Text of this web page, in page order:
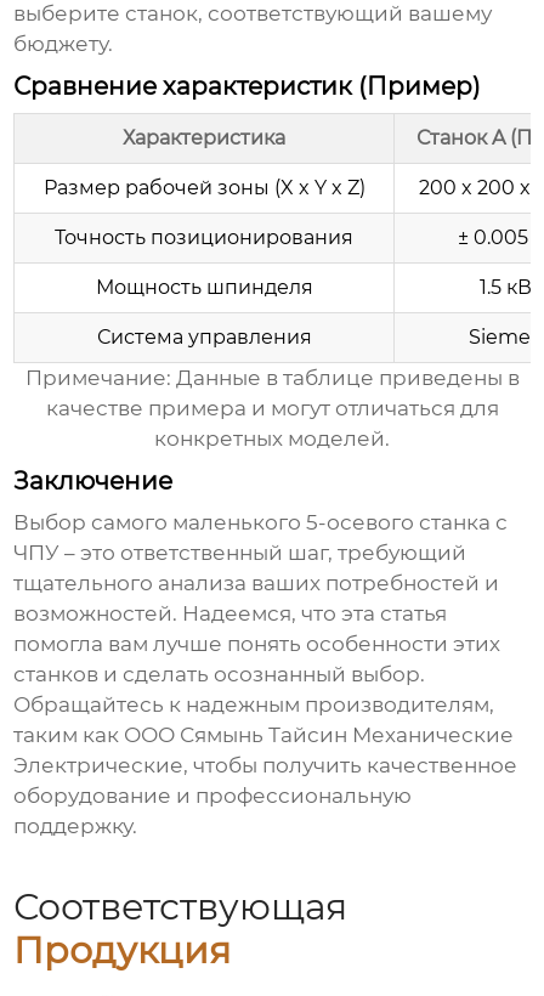
выберите станок, соответствующий вашему
бюджету.
Сравнение характеристик (Пример)
Характеристика Станок A
Размер рабочей зоны (X x Y x Z) 200 x 200 x
Точность позиционирования ± 0.005
Мощность шпинделя 1.5 кВт
Система управления
Примечание: Данные в таблице приведены в
качестве примера и могут отличаться для
конкретных моделей.
Заключение
Выбор самого маленького 5-осевого станка с
ЧПУ – это ответственный шаг, требующий
тщательного анализа ваших потребностей и
возможностей. Надеемся, что эта статья
помогла вам лучше понять особенности этих
станков и сделать осознанный выбор.
Обращайтесь к надежным производителям,
таким как ООО Сямынь Тайсин Механические
Электрические, чтобы получить качественное
оборудование и профессиональную
поддержку.
Соответствующая
Продукция